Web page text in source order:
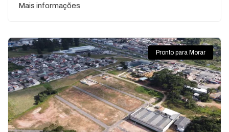
Mais informações
Pronto para Morar